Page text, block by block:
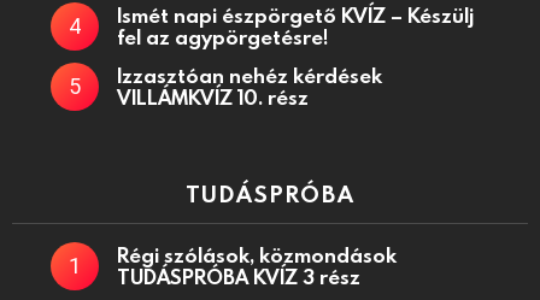
Ismét napi észpörgető KVÍZ – Készülj
fel az agypörgetésre!
Izzasztóan nehéz kérdések
VILLÁMKVÍZ 10. rész
TUDÁSPRÓBA
Régi szólások, közmondások
TUDÁSPRÓBA KVÍZ 3 rész